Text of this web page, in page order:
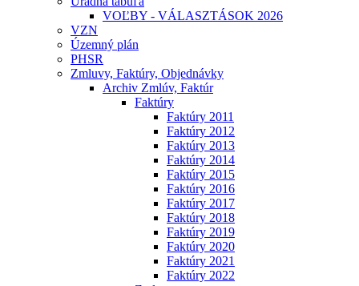
VOĽBY - VÁLASZTÁSOK 2026
VZN
Územný plán
PHSR
Zmluvy, Faktúry, Objednávky
Archiv Zmlúv, Faktúr
Faktúry
Faktúry 2011
Faktúry 2012
Faktúry 2013
Faktúry 2014
Faktúry 2015
Faktúry 2016
Faktúry 2017
Faktúry 2018
Faktúry 2019
Faktúry 2020
Faktúry 2021
Faktúry 2022